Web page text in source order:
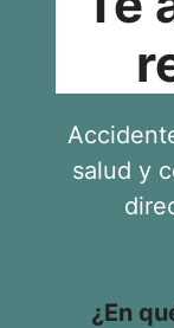
salud y
¿En